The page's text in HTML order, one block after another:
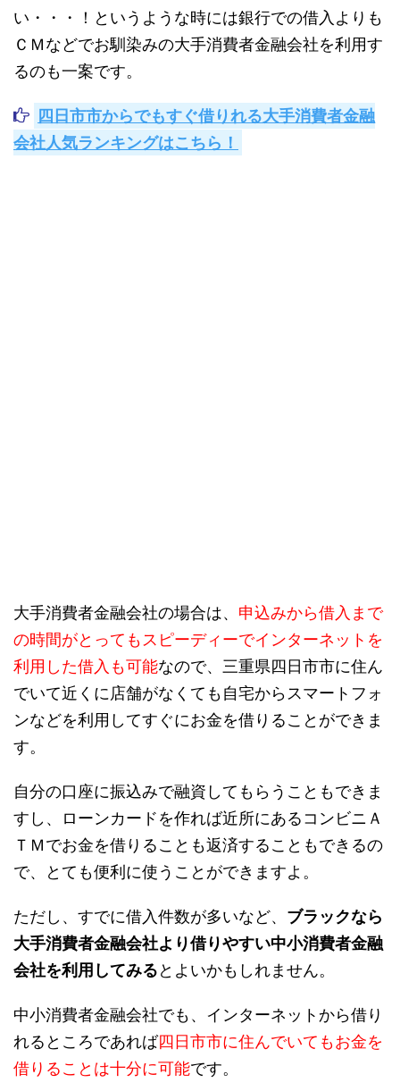
い・・・！というような時には銀行での借入よりも
ＣＭなどでお馴染みの大手消費者金融会社を利用す
るのも一案です。
四日市市からでもすぐ借りれる大手消費者金融
会社人気ランキングはこちら！
大手消費者金融会社の場合は、 申込みから借入まで
の時間がとってもスピーディーでインターネットを
利用した借入も可能なので、三重県四日市市に住ん
でいて近くに店舗がなくても自宅からスマートフォ
ンなどを利用してすぐにお金を借りることができま
す。
自分の口座に振込みで融資してもらうこともできま
すし、ローンカードを作れば近所にあるコンビニＡ
ＴＭでお金を借りることも返済することもできるの
で、とても便利に使うことができますよ。
ただし、すでに借入件数が多いなど、 ブラックなら
大手消費者金融会社より借りやすい中小消費者金融
会社を利用してみるとよいかもしれません。
中小消費者金融会社でも、インターネットから借り
れるところであれば四日市市に住んでいてもお金を
借りることは十分に可能です。